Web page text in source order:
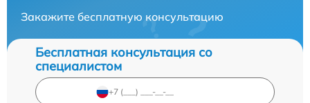
Закажите бесплатную консультацию
Бесплатная консультация со
специалистом